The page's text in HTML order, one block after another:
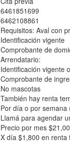
6461851699
6462108861
Requisitos: Aval con
Identificación vigente
Comprobante de
Arrendatario:
Identificación vigente
Comprobante de
No mascotas
También hay renta
Por día o por semana
Llamá para agendar
Precio por mes
X día $1,800 en renta